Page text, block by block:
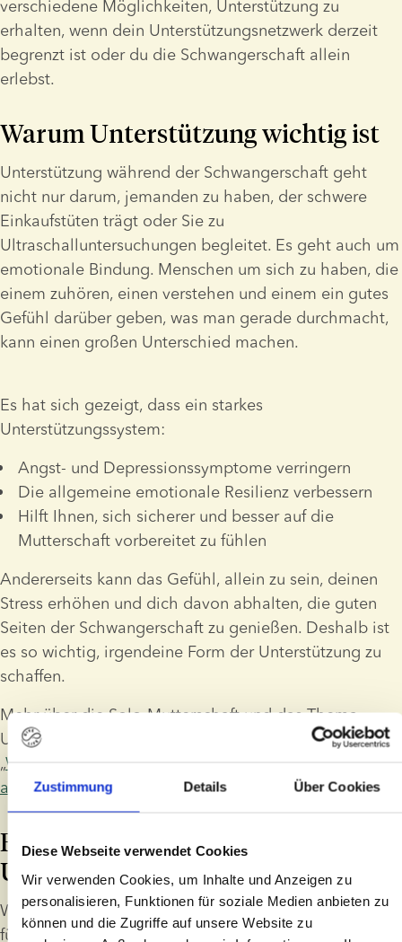
Zustimmung Details Über Cookies
Diese Webseite verwendet Cookies
Wir verwenden Cookies, um Inhalte und Anzeigen zu
personalisieren, Funktionen für soziale Medien anbieten zu
können und die Zugriffe auf unsere Website zu
verschiedene Möglichkeiten, Unterstützung zu
erhalten, wenn dein Unterstützungsnetzwerk derzeit
begrenzt ist oder du die Schwangerschaft allein
erlebst.
Warum Unterstützung wichtig ist
Unterstützung während der Schwangerschaft geht
nicht nur darum, jemanden zu haben, der schwere
Einkaufstüten trägt oder Sie zu
Ultraschalluntersuchungen begleitet. Es geht auch um
emotionale Bindung. Menschen um sich zu haben, die
einem zuhören, einen verstehen und einem ein gutes
Gefühl darüber geben, was man gerade durchmacht,
kann einen großen Unterschied machen.
Es hat sich gezeigt, dass ein starkes
Unterstützungssystem:
Angst- und Depressionssymptome verringern
Die allgemeine emotionale Resilienz verbessern
Hilft Ihnen, sich sicherer und besser auf die
Mutterschaft vorbereitet zu fühlen
Andererseits kann das Gefühl, allein zu sein, deinen
Stress erhöhen und dich davon abhalten, die guten
Seiten der Schwangerschaft zu genießen. Deshalb ist
es so wichtig, irgendeine Form der Unterstützung zu
schaffen.
Mehr über die Solo-Mutterschaft und das Thema
Unterstützungsnetzwerk erfahren Sie im Blogbeitrag
„Wie man als Solo-Mutter ein Unterstützungsnetzwerk
aufbaut“.
Ein eigenes
Unterstützungsnetzwerk aufbauen
Wenn Sie sich während der Schwangerschaft einsam
fühlen, ist es wichtig, sich daran zu erinnern, dass es